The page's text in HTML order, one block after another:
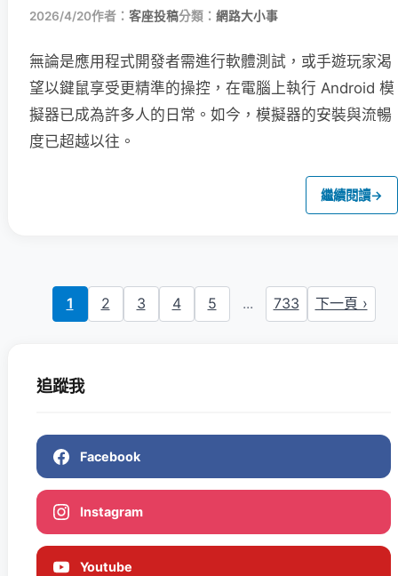
2026/4/20作者： 客座投稿分類： 網路大小事
無論是應用程式開發者需進行軟體測試，或手遊玩家渴
望以鍵鼠享受更精準的操控，在電腦上執行 Android 模
擬器已成為許多人的日常。如今，模擬器的安裝與流暢
度已超越以往。
繼續閱讀→
1 2 3 4 5 ... 733 下一頁 ›
追蹤我
Facebook
Instagram
Youtube